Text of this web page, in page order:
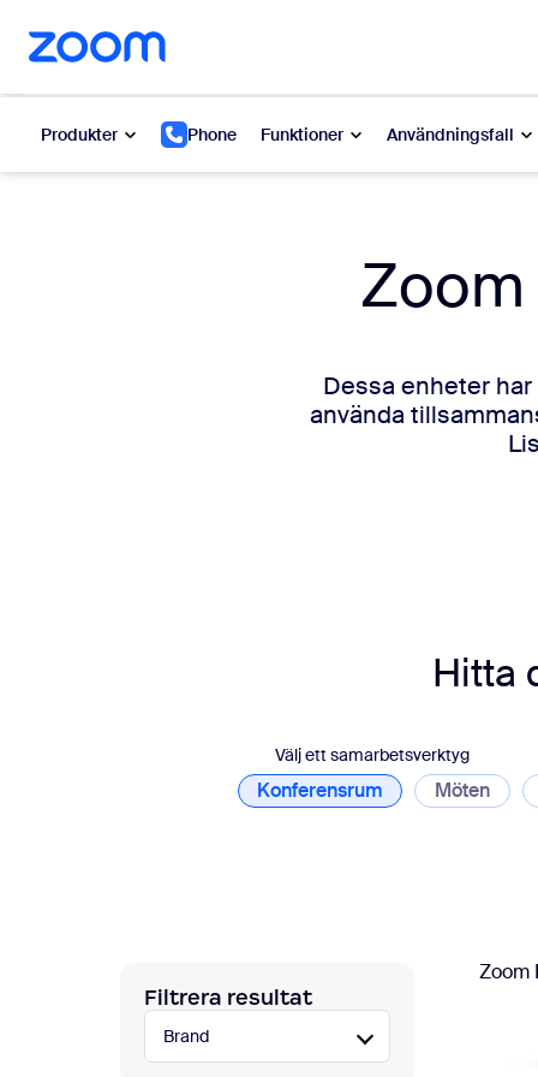
till huvudinnehåll
till hjälpchatt
Produkter Phone Funktioner Användningsfall
Nytt,
Dessa enheter
använda
Hitta
Välj ett samarbetsverktyg
Konferensrum Möten
Filtrera resultat
Brand
Zoom